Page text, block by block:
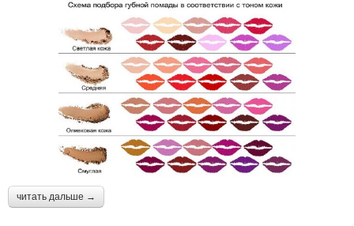
читать дальше →